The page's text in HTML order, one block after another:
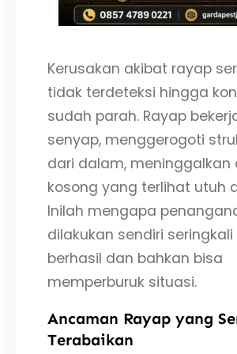
Kerusakan akibat rayap
tidak terdeteksi hingga
sudah parah. Rayap
senyap, menggerogoti
dari dalam, meninggalkan
kosong yang terlihat utuh
Inilah mengapa
dilakukan sendiri
berhasil dan bahkan bisa
memperburuk situasi.
Ancaman Rayap yang
Terabaikan